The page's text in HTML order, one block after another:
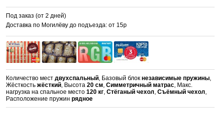
Под заказ (от 2 дней)
Доставка по Могилёву до подъезда: от 15р
Количество местдвухспальный, Базовый блокнезависимые пружины,
Жёсткостьжёсткий, Высота20 см,Симметричный матрас, Макс.
нагрузка на спальное место120 кг,Стёганый чехол,Съёмный чехол,
Расположение пружинрядное